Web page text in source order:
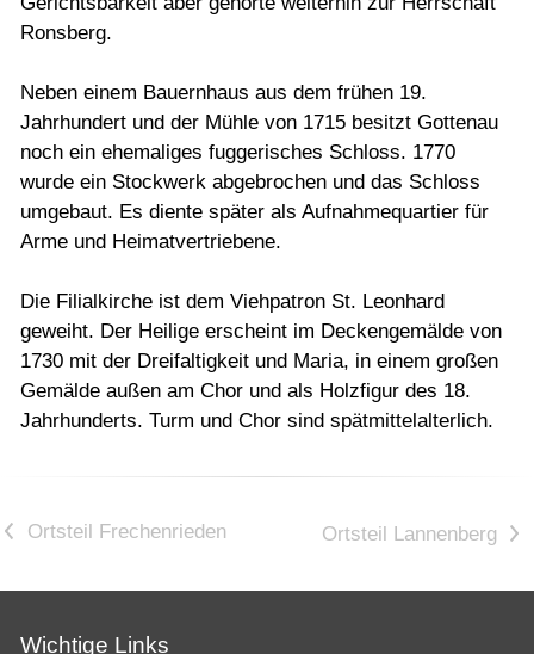
Ronsberg.
Neben einem Bauernhaus aus dem frühen 19.
Jahrhundert und der Mühle von 1715 besitzt Gottenau
noch ein ehemaliges fuggerisches Schloss. 1770
wurde ein Stockwerk abgebrochen und das Schloss
umgebaut. Es diente später als Aufnahmequartier für
Arme und Heimatvertriebene.
Die Filialkirche ist dem Viehpatron St. Leonhard
geweiht. Der Heilige erscheint im Deckengemälde von
1730 mit der Dreifaltigkeit und Maria, in einem großen
Gemälde außen am Chor und als Holzfigur des 18.
Jahrhunderts. Turm und Chor sind spätmittelalterlich.
< >
Wichtige Links